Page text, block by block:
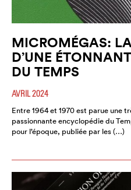
MICROMÉGAS:
D’UNE
DU TEMPS
AVRIL 2024
Entre 1964 et 1970 est parue une
passionnante encyclopédie du
pour l’époque, publiée par les (…)